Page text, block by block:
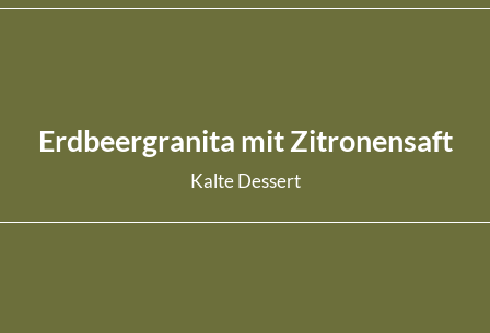
weiterlesen
Erdbeergranita mit Zitronensaft
Kalte Dessert
weiterlesen